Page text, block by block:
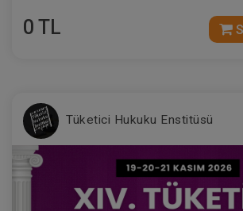
0 TL
Tüketici Hukuku Enstitüsü